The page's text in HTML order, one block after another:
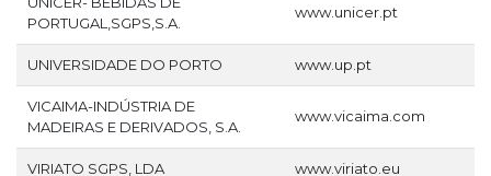
PORTUGAL,SGPS,S.A.
www.unicer.pt
UNIVERSIDADE DO PORTO www.up.pt
VICAIMA-INDÚSTRIA DE
MADEIRAS E DERIVADOS, S.A.
www.vicaima.com
VIRIATO SGPS, LDA www.viriato.eu